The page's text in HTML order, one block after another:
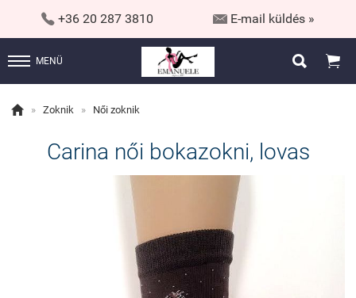
 +36 20 287 3810  E-mail küldés »
MENÜ  
 » Zoknik » Női zoknik
Carina női bokazokni, lovas